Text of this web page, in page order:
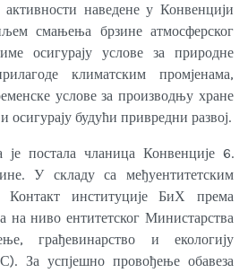
наведене у Конвенцији
смањења брзине атмосферског
осигурају услове за природне
климатским промјенама,
услове за производњу хране
осигурају будући привредни развој.
постала чланица Конвенције 6.
У складу са међуентитетским
Контакт институције БиХ према
на ниво ентитетског Министарства
грађевинарство и екологију
За успјешно провођење обавеза